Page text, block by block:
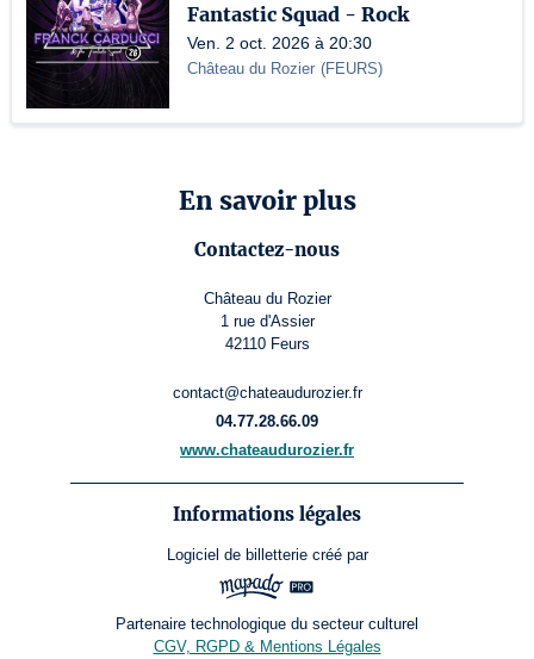
Fantastic Squad - Rock
Ven. 2 oct. 2026 à 20:30
Château du Rozier (FEURS)
En savoir plus
Contactez-nous
Château du Rozier
1 rue d'Assier
42110 Feurs
contact@chateaudurozier.fr
04.77.28.66.09
www.chateaudurozier.fr
Informations légales
Logiciel de billetterie créé par
Partenaire technologique du secteur culturel
CGV, RGPD & Mentions Légales